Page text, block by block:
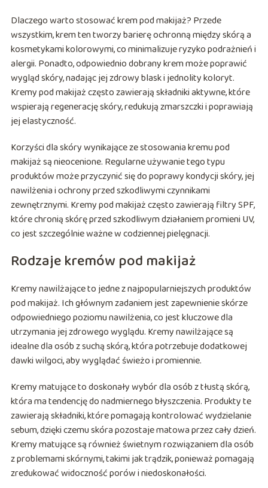
Dlaczego warto stosować krem pod makijaż? Przede
wszystkim, krem ten tworzy barierę ochronną między skórą a
kosmetykami kolorowymi, co minimalizuje ryzyko podrażnień i
alergii. Ponadto, odpowiednio dobrany krem może poprawić
wygląd skóry, nadając jej zdrowy blask i jednolity koloryt.
Kremy pod makijaż często zawierają składniki aktywne, które
wspierają regenerację skóry, redukują zmarszczki i poprawiają
jej elastyczność.
Korzyści dla skóry wynikające ze stosowania kremu pod
makijaż są nieocenione. Regularne używanie tego typu
produktów może przyczynić się do poprawy kondycji skóry, jej
nawilżenia i ochrony przed szkodliwymi czynnikami
zewnętrznymi. Kremy pod makijaż często zawierają filtry SPF,
które chronią skórę przed szkodliwym działaniem promieni UV,
co jest szczególnie ważne w codziennej pielęgnacji.
Rodzaje kremów pod makijaż
Kremy nawilżające to jedne z najpopularniejszych produktów
pod makijaż. Ich głównym zadaniem jest zapewnienie skórze
odpowiedniego poziomu nawilżenia, co jest kluczowe dla
utrzymania jej zdrowego wyglądu. Kremy nawilżające są
idealne dla osób z suchą skórą, która potrzebuje dodatkowej
dawki wilgoci, aby wyglądać świeżo i promiennie.
Kremy matujące to doskonały wybór dla osób z tłustą skórą,
która ma tendencję do nadmiernego błyszczenia. Produkty te
zawierają składniki, które pomagają kontrolować wydzielanie
sebum, dzięki czemu skóra pozostaje matowa przez cały dzień.
Kremy matujące są również świetnym rozwiązaniem dla osób
z problemami skórnymi, takimi jak trądzik, ponieważ pomagają
zredukować widoczność porów i niedoskonałości.